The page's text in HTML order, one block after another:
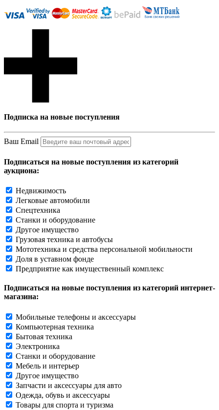
Подписка на новые поступления
Ваш Email
Подписаться на новые поступления из категорий
аукциона:
Недвижимость
Легковые автомобили
Спецтехника
Станки и оборудование
Другое имущество
Грузовая техника и автобусы
Мототехника и средства персональной мобильности
Доля в уставном фонде
Предприятие как имущественный комплекс
Подписаться на новые поступления из категорий интернет-
магазина:
Мобильные телефоны и аксессуары
Компьютерная техника
Бытовая техника
Электроника
Станки и оборудование
Мебель и интерьер
Другое имущество
Запчасти и аксессуары для авто
Одежда, обувь и аксессуары
Товары для спорта и туризма